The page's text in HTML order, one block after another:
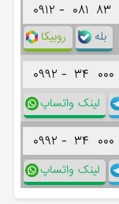
۰۹۱۲ - ۰۸۱ ۸۳
روبیکا بله
۰۹۹۲ - ۳۴ ۰۰۰
لینک واتساپ
۰۹۹۲ - ۳۴ ۰۰۰
لینک واتساپ